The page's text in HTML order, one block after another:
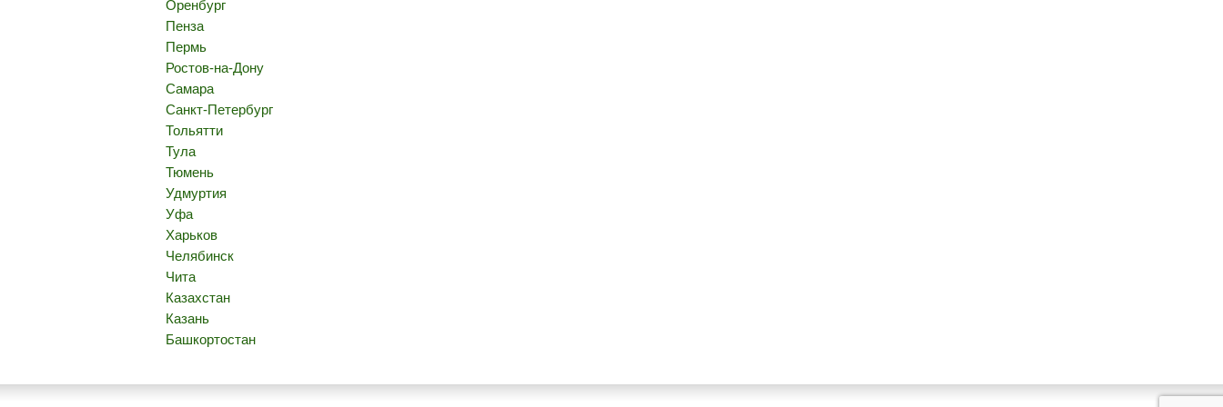
Оренбург
Пенза
Пермь
Ростов-на-Дону
Самара
Санкт-Петербург
Тольятти
Тула
Тюмень
Удмуртия
Уфа
Харьков
Челябинск
Чита
Казахстан
Казань
Башкортостан